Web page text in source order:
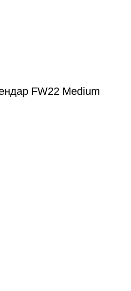
FW22 Medium